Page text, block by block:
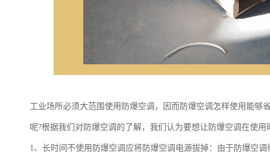
工业场所必须大范围使用防爆空调，因而防爆空调怎样使用能
呢?根据我们对防爆空调的了解，我们认为要想让防爆空调在使
1、长时间不使用防爆空调应将防爆空调电源拔掉：由于防爆空